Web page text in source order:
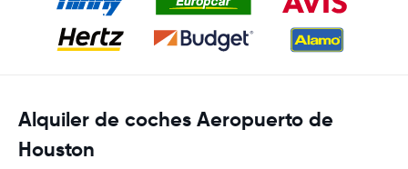
Alquiler de coches Aeropuerto de
Houston